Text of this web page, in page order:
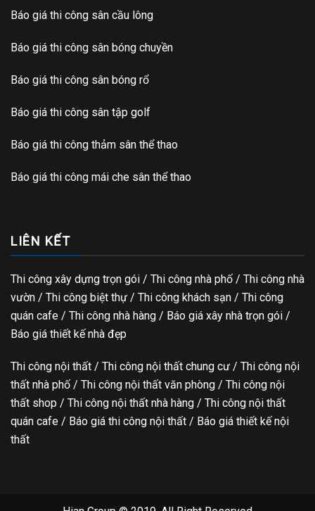
Báo giá thi công sân cầu lông
Báo giá thi công sân bóng chuyền
Báo giá thi công sân bóng rổ
Báo giá thi công sân tập golf
Báo giá thi công thảm sân thể thao
Báo giá thi công mái che sân thể thao
LIÊN KẾT
Thi công xây dựng trọn gói / Thi công nhà phố / Thi công nhà
vườn / Thi công biệt thự / Thi công khách sạn / Thi công
quán cafe / Thi công nhà hàng / Báo giá xây nhà trọn gói /
Báo giá thiết kế nhà đẹp
Thi công nội thất / Thi công nội thất chung cư / Thi công nội
thất nhà phố / Thi công nội thất văn phòng / Thi công nội
thất shop / Thi công nội thất nhà hàng / Thi công nội thất
quán cafe / Báo giá thi công nội thất / Báo giá thiết kế nội
thất